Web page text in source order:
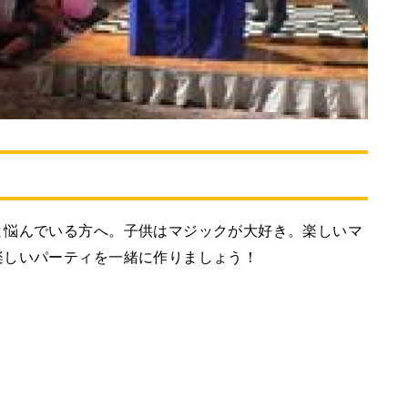
んでいる方へ。子供はマジックが大好き。楽しいマ
いパーティを一緒に作りましょう！